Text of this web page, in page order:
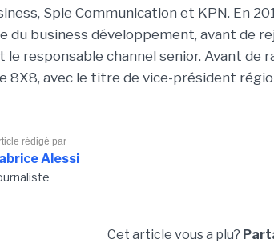
Spie Communication et KPN. En
du business développement, avant de
responsable channel senior. Avant de
8X8, avec le titre de vice-président
rédigé par
Alessi
Cet article vous a plu?